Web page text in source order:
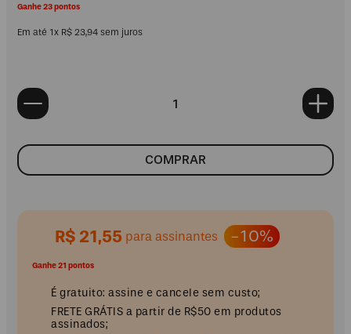
Ganhe 23 pontos
Em até 1x R$ 23,94 sem juros
COMPRAR
R$ 21,55 para assinantes -10%
Ganhe 21 pontos
É gratuito: assine e cancele sem custo;
FRETE GRÁTIS a partir de R$50 em produtos
assinados;